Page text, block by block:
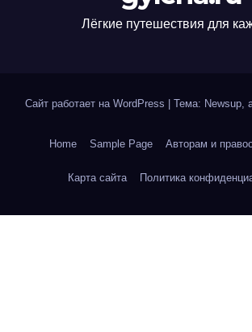
Лёгкие путешествия для
Сайт работает на WordPress | Тема: Newsup,
Home Sample Page Авторам и
Карта сайта Политика